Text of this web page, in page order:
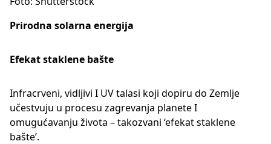
Prirodna solarna energija
Efekat staklene bašte
Infracrveni, vidljivi I UV talasi koji dopiru do Zemlje
učestvuju u procesu zagrevanja planete I
omugućavanju života – takozvani ‘efekat staklene
bašte’.